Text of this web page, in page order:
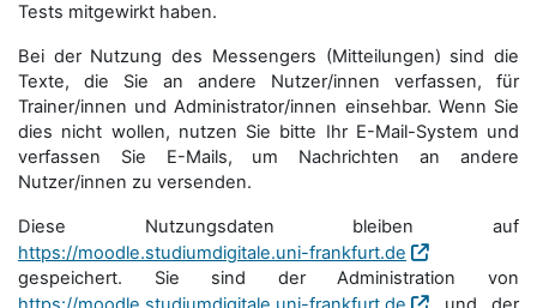
Tests mitgewirkt haben.
Bei der Nutzung des Messengers (Mitteilungen) sind die
Texte, die Sie an andere Nutzer/innen verfassen, für
Trainer/innen und Administrator/innen einsehbar. Wenn Sie
dies nicht wollen, nutzen Sie bitte Ihr E-Mail-System und
verfassen Sie E-Mails, um Nachrichten an andere
Nutzer/innen zu versenden.
Diese Nutzungsdaten bleiben auf
https://moodle.studiumdigitale.uni-frankfurt.de
gespeichert. Sie sind der Administration von